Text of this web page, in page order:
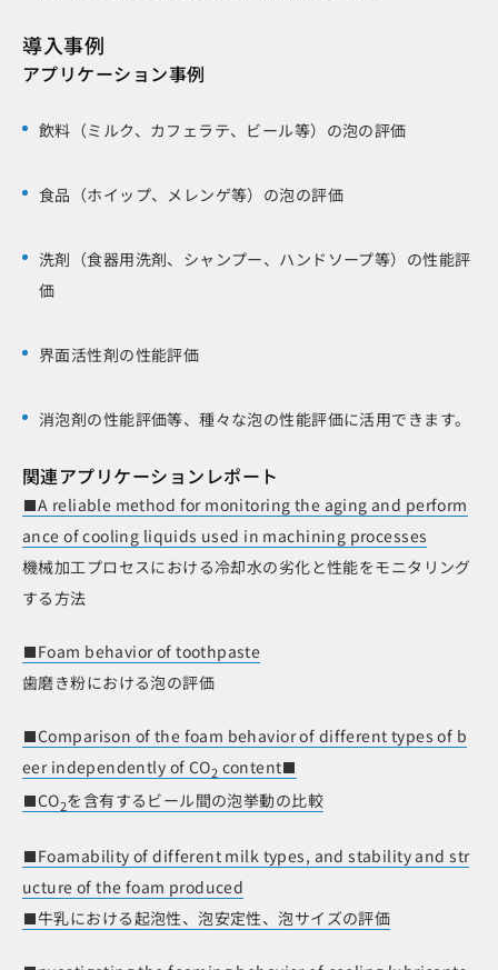
導入事例
アプリケーション事例
飲料（ミルク、カフェラテ、ビール等）の泡の評価
食品（ホイップ、メレンゲ等）の泡の評価
洗剤（食器用洗剤、シャンプー、ハンドソープ等）の性能評
価
界面活性剤の性能評価
消泡剤の性能評価等、種々な泡の性能評価に活用できます。
関連アプリケーションレポート
A reliable method for monitoring the aging and perform
ance of cooling liquids used in machining processes
機械加工プロセスにおける冷却水の劣化と性能をモニタリング
する方法
Foam behavior of toothpaste
歯磨き粉における泡の評価
Comparison of the foam behavior of different types of b
eer independently of CO2 content
CO2を含有するビール間の泡挙動の比較
Foamability of different milk types, and stability and str
ucture of the foam produced
牛乳における起泡性、泡安定性、泡サイズの評価